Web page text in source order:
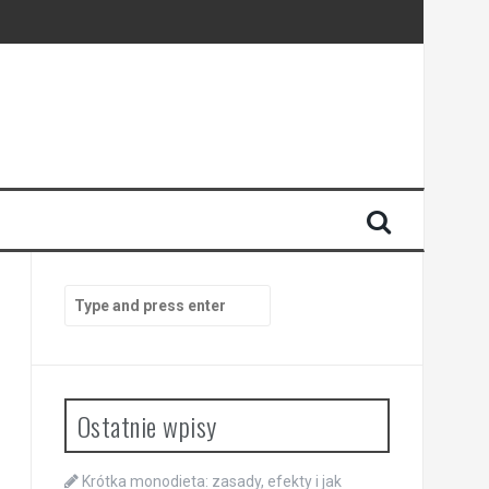
for:
Ostatnie wpisy
Krótka monodieta: zasady, efekty i jak